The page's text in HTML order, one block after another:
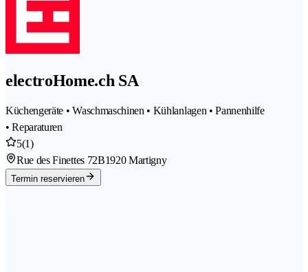
electroHome.ch SA
Küchengeräte • Waschmaschinen • Kühlanlagen • Pannenhilfe
• Reparaturen
5(1)
Rue des Finettes 72B1920 Martigny
Termin reservieren